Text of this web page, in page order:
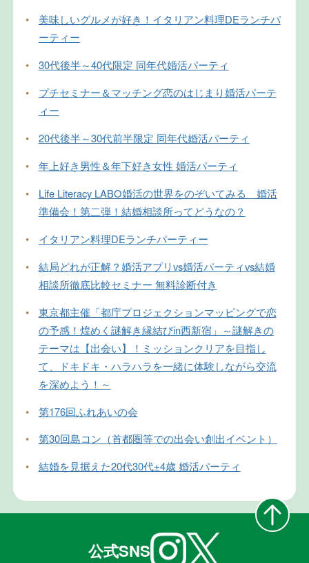
•
美味しいグルメが好き！イタリアン料理DEランチパ
ーティー
•
30代後半～40代限定 同年代婚活パーティ
•
プチセミナー＆マッチング恋のはじまり婚活パーテ
ィー
•
20代後半～30代前半限定 同年代婚活パーティ
•
年上好き男性＆年下好き女性 婚活パーティ
•
Life Literacy LABO婚活の世界をのぞいてみる 婚活
準備会！第二弾！結婚相談所ってどうなの？
•
イタリアン料理DEランチパーティー
•
結局どれが正解？婚活アプリvs婚活パーティvs結婚
相談所徹底比較セミナー 無料診断付き
•
東京都主催「都庁プロジェクションマッピングで恋
の予感！煌めく謎解き縁結びin西新宿」～謎解きの
テーマは【出会い】！ミッションクリアを目指し
て、ドキドキ・ハラハラを一緒に体験しながら交流
を深めよう！～
•
第176回ふれあいの会
•
第30回島コン（首都圏等での出会い創出イベント）
•
結婚を見据えた20代30代±4歳 婚活パーティ
公式SNS